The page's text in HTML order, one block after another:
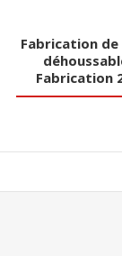
Fabrication
Fabrication